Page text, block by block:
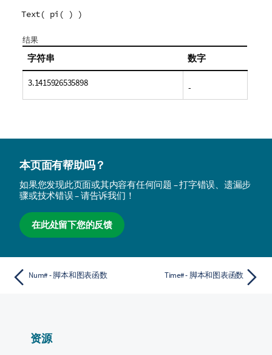
Text( pi( ) )
结果
字符串 数字
3.1415926535898 -
本页面有帮助吗？
如果您发现此页面或其内容有任何问题 – 打字错误、遗漏步
骤或技术错误 – 请告诉我们！
在此处留下您的反馈
Num# - 脚本和图表函数 Time# - 脚本和图表函数
资源